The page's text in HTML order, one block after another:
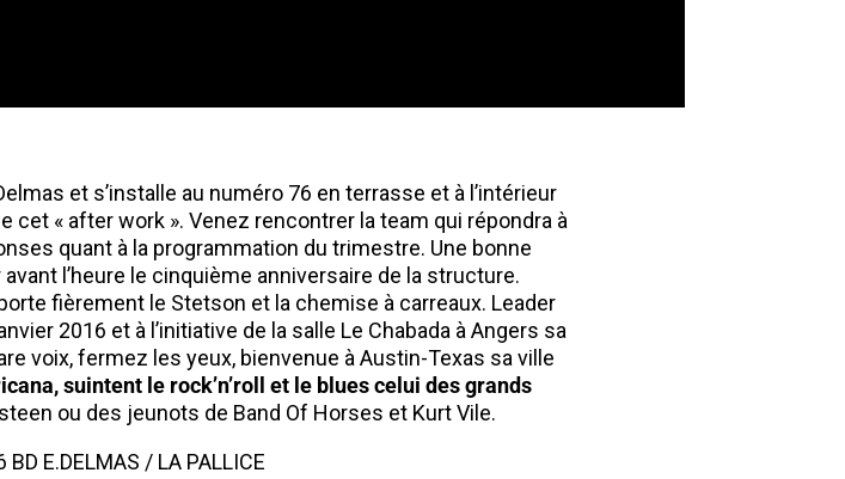
et s’installe au numéro 76 en terrasse et à l’intérieur
cet « after work ». Venez rencontrer la team qui répondra à
quant à la programmation du trimestre. Une bonne
l’heure le cinquième anniversaire de la structure.
fièrement le Stetson et la chemise à carreaux. Leader
2016 et à l’initiative de la salle Le Chabada à Angers sa
voix, fermez les yeux, bienvenue à Austin-Texas sa ville
suintent le rock’n’roll et le blues celui des grands
ou des jeunots de Band Of Horses et Kurt Vile.
BD E.DELMAS / LA PALLICE